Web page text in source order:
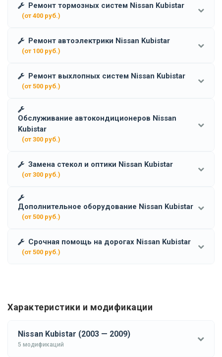
Ремонт тормозных систем Nissan Kubistar
(от 400 руб.)
Ремонт автоэлектрики Nissan Kubistar
(от 100 руб.)
Ремонт выхлопных систем Nissan Kubistar
(от 500 руб.)
Обслуживание автокондиционеров Nissan
Kubistar
(от 300 руб.)
Замена стекол и оптики Nissan Kubistar
(от 300 руб.)
Дополнительное оборудование Nissan Kubistar
(от 500 руб.)
Срочная помощь на дорогах Nissan Kubistar
(от 500 руб.)
Характеристики и модификации
Nissan Kubistar (2003 — 2009)
5 модификаций